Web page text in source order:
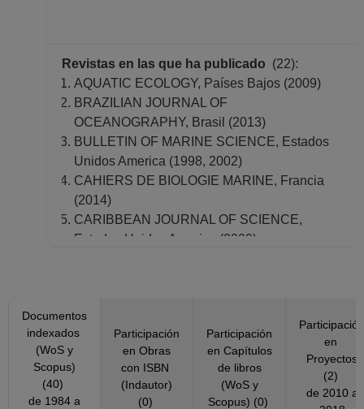
Revistas en las que ha publicado (22):
AQUATIC ECOLOGY, Países Bajos (2009)
BRAZILIAN JOURNAL OF
OCEANOGRAPHY, Brasil (2013)
BULLETIN OF MARINE SCIENCE, Estados
Unidos America (1998, 2002)
CAHIERS DE BIOLOGIE MARINE, Francia
(2014)
CARIBBEAN JOURNAL OF SCIENCE,
Estados Unidos America (2000)
ESTUARINE COASTAL AND SHELF
SCIENCE, Estados Unidos America (1991,
1996, 1998, 2000, 2004)
FISHERY BULLETIN, Estados Unidos
America (1993)
Documentos
indexados
(WoS y
Scopus)
(40)
de 1984 a
Participación
en Obras
con ISBN
(Indautor)
(0)
Participación
en Capítulos
de libros
(WoS y
Scopus) (0)
Participación
en
Proyectos
(2)
de 2010 a